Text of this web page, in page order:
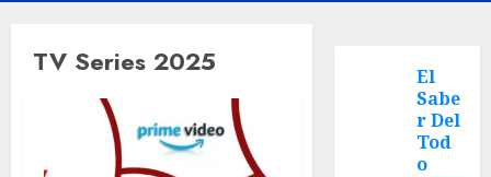
TV Series 2025
El
Sabe
r Del
Tod
o